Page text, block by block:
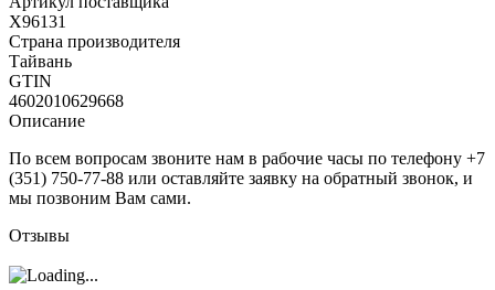
Х96131
Страна производителя
Тайвань
GTIN
4602010629668
Описание
По всем вопросам звоните нам в рабочие часы по телефону +7
(351) 750-77-88 или оставляйте заявку на обратный звонок, и
мы позвоним Вам сами.
Отзывы